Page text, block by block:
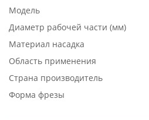
Модель
Диаметр рабочей части (мм)
Материал насадка
Область применения
Страна производитель
Форма фрезы